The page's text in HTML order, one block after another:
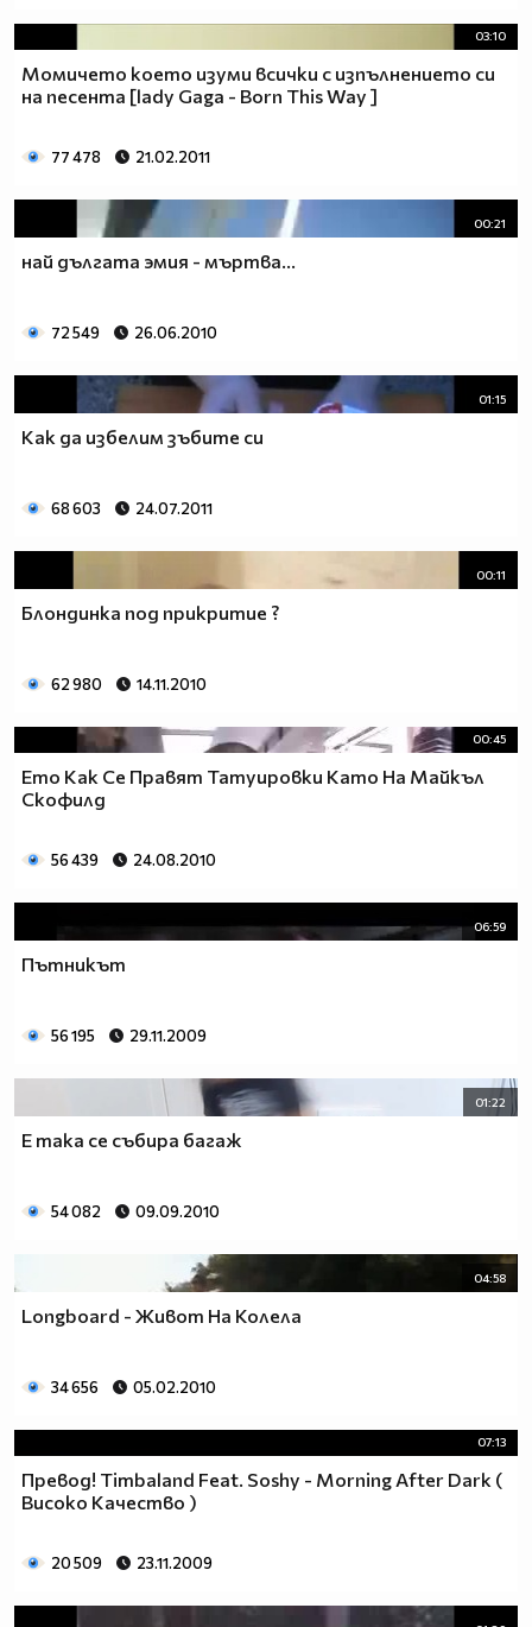
03:10
Момичето което изуми всички с изпълнението си
на песента [lady Gaga - Born This Way ]
77 478 21.02.2011
00:21
най дългата эмия - мъртва...
72 549 26.06.2010
01:15
Как да избелим зъбите си
68 603 24.07.2011
00:11
Блондинка под прикритие ?
62 980 14.11.2010
00:45
Ето Как Сe Правят Татуировки Като На Майкъл
Скофилд
56 439 24.08.2010
06:59
Пътникът
56 195 29.11.2009
01:22
Е така се събира багаж
54 082 09.09.2010
04:58
Longboard - Живот На Колела
34 656 05.02.2010
07:13
Превод! Timbaland Feat. Soshy - Morning After Dark (
Високо Качество )
20 509 23.11.2009